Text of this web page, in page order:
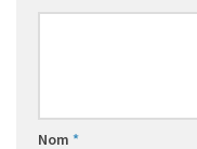
Nom *